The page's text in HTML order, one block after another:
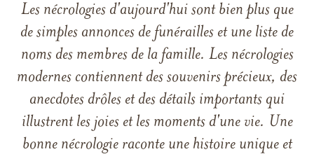
Les nécrologies d'aujourd'hui sont bien plus que
de simples annonces de funérailles et une liste de
noms des membres de la famille. Les nécrologies
modernes contiennent des souvenirs précieux, des
anecdotes drôles et des détails importants qui
illustrent les joies et les moments d'une vie. Une
bonne nécrologie raconte une histoire unique et